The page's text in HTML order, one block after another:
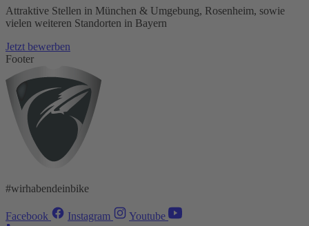
Attraktive Stellen in München & Umgebung, Rosenheim, sowie
vielen weiteren Standorten in Bayern
Jetzt bewerben
Footer
#wirhabendeinbike
Facebook Instagram Youtube